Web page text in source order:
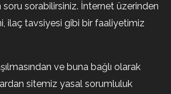
sorabilirsiniz. İnternet üzerinden
ilaç tavsiyesi gibi bir faaliyetimiz
ve buna bağlı olarak
sitemiz yasal sorumluluk